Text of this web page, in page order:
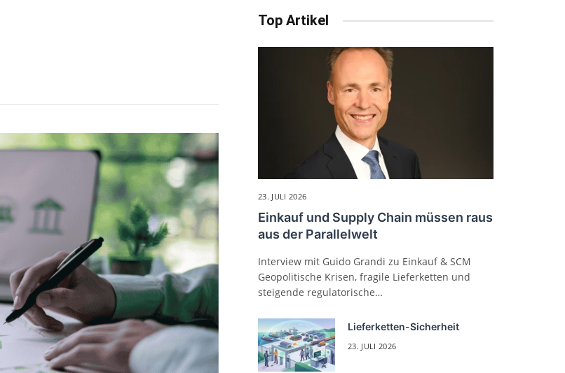
Top Artikel
23. JULI 2026
Einkauf und Supply Chain müssen raus
aus der Parallelwelt
Interview mit Guido Grandi zu Einkauf & SCM
Geopolitische Krisen, fragile Lieferketten und
steigende regulatorische…
Lieferketten-Sicherheit
23. JULI 2026